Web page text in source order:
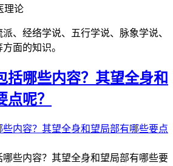
理论
、经络学说、五行学说、脉象学说、
面的知识。
括哪些内容？其望全身和
呢？
内容？其望全身和望局部有哪些要